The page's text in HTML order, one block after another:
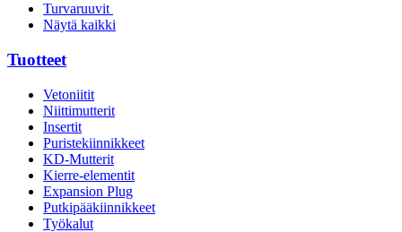
Turvaruuvit
Näytä kaikki
Tuotteet
Vetoniitit
Niittimutterit
Insertit
Puristekiinnikkeet
KD-Mutterit
Kierre-elementit
Expansion Plug
Putkipääkiinnikkeet
Työkalut